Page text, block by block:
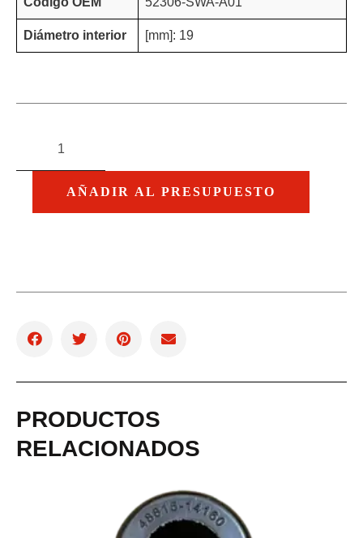
Diámetro interior [mm]: 19
AÑADIR AL PRESUPUESTO
PRODUCTOS
RELACIONADOS